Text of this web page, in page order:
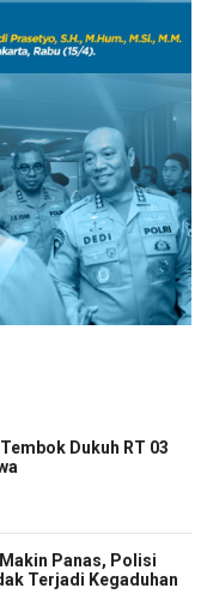
Dukuh RT 03
Panas, Polisi
Terjadi Kegaduhan